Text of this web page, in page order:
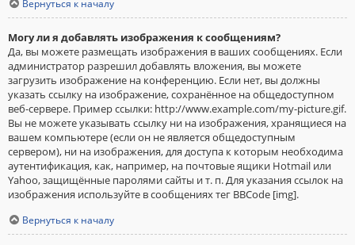
Вернуться к началу
Могу ли я добавлять изображения к сообщениям?
Да, вы можете размещать изображения в ваших сообщениях. Если
администратор разрешил добавлять вложения, вы можете
загрузить изображение на конференцию. Если нет, вы должны
указать ссылку на изображение, сохранённое на общедоступном
веб-сервере. Пример ссылки: http://www.example.com/my-picture.gif.
Вы не можете указывать ссылку ни на изображения, хранящиеся на
вашем компьютере (если он не является общедоступным
сервером), ни на изображения, для доступа к которым необходима
аутентификация, как, например, на почтовые ящики Hotmail или
Yahoo, защищённые паролями сайты и т. п. Для указания ссылок на
изображения используйте в сообщениях тег BBCode [img].
Вернуться к началу